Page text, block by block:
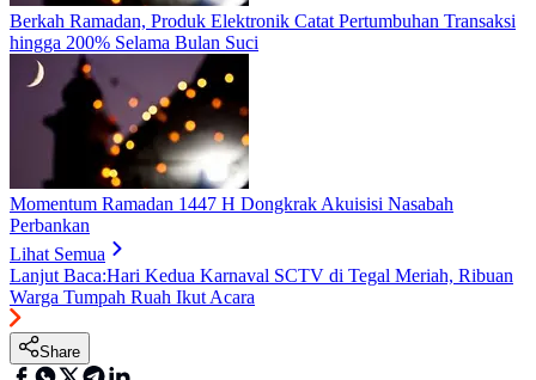
Berkah Ramadan, Produk Elektronik Catat Pertumbuhan Transaksi
hingga 200% Selama Bulan Suci
Momentum Ramadan 1447 H Dongkrak Akuisisi Nasabah
Perbankan
Lihat Semua
Lanjut Baca:Hari Kedua Karnaval SCTV di Tegal Meriah, Ribuan
Warga Tumpah Ruah Ikut Acara
Share